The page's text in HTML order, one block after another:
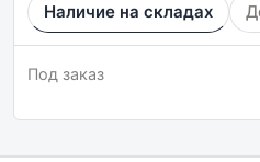
Наличие на складах
Под заказ